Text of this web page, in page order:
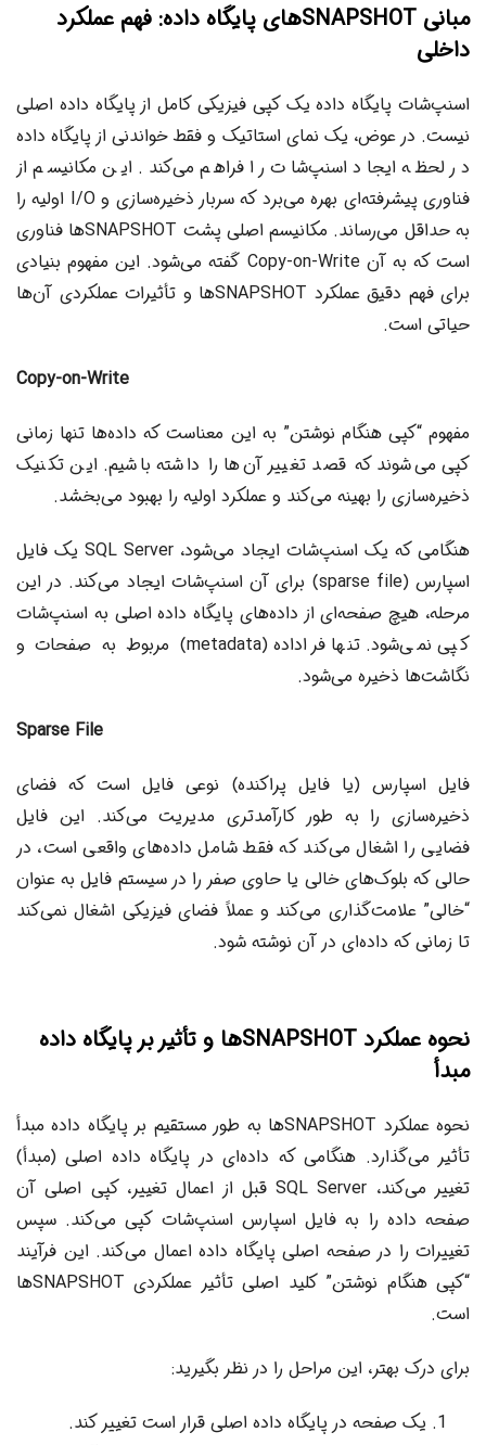
مبانی SNAPSHOTهای پایگاه داده: فهم عملکرد
داخلی
اسنپ‌شات پایگاه داده یک کپی فیزیکی کامل از پایگاه داده اصلی
نیست. در عوض، یک نمای استاتیک و فقط خواندنی از پایگاه داده
در لحظه ایجاد اسنپ‌شات را فراهم می‌کند. این مکانیسم از
فناوری پیشرفته‌ای بهره می‌برد که سربار ذخیره‌سازی و I/O اولیه را
به حداقل می‌رساند. مکانیسم اصلی پشت SNAPSHOTها فناوری
است که به آن Copy-on-Write گفته می‌شود. این مفهوم بنیادی
برای فهم دقیق عملکرد SNAPSHOTها و تأثیرات عملکردی آن‌ها
حیاتی است.
Copy-on-Write
مفهوم “کپی هنگام نوشتن” به این معناست که داده‌ها تنها زمانی
کپی می‌شوند که قصد تغییر آن‌ها را داشته باشیم. این تکنیک
ذخیره‌سازی را بهینه می‌کند و عملکرد اولیه را بهبود می‌بخشد.
هنگامی که یک اسنپ‌شات ایجاد می‌شود، SQL Server یک فایل
اسپارس (sparse file) برای آن اسنپ‌شات ایجاد می‌کند. در این
مرحله، هیچ صفحه‌ای از داده‌های پایگاه داده اصلی به اسنپ‌شات
کپی نمی‌شود. تنها فراداده (metadata) مربوط به صفحات و
نگاشت‌ها ذخیره می‌شود.
Sparse File
فایل اسپارس (یا فایل پراکنده) نوعی فایل است که فضای
ذخیره‌سازی را به طور کارآمدتری مدیریت می‌کند. این فایل
فضایی را اشغال می‌کند که فقط شامل داده‌های واقعی است، در
حالی که بلوک‌های خالی یا حاوی صفر را در سیستم فایل به عنوان
“خالی” علامت‌گذاری می‌کند و عملاً فضای فیزیکی اشغال نمی‌کند
تا زمانی که داده‌ای در آن نوشته شود.
نحوه عملکرد SNAPSHOTها و تأثیر بر پایگاه داده
مبدأ
نحوه عملکرد SNAPSHOTها به طور مستقیم بر پایگاه داده مبدأ
تأثیر می‌گذارد. هنگامی که داده‌ای در پایگاه داده اصلی (مبدأ)
تغییر می‌کند، SQL Server قبل از اعمال تغییر، کپی اصلی آن
صفحه داده را به فایل اسپارس اسنپ‌شات کپی می‌کند. سپس
تغییرات را در صفحه اصلی پایگاه داده اعمال می‌کند. این فرآیند
“کپی هنگام نوشتن” کلید اصلی تأثیر عملکردی SNAPSHOTها
است.
برای درک بهتر، این مراحل را در نظر بگیرید:
یک صفحه در پایگاه داده اصلی قرار است تغییر کند.